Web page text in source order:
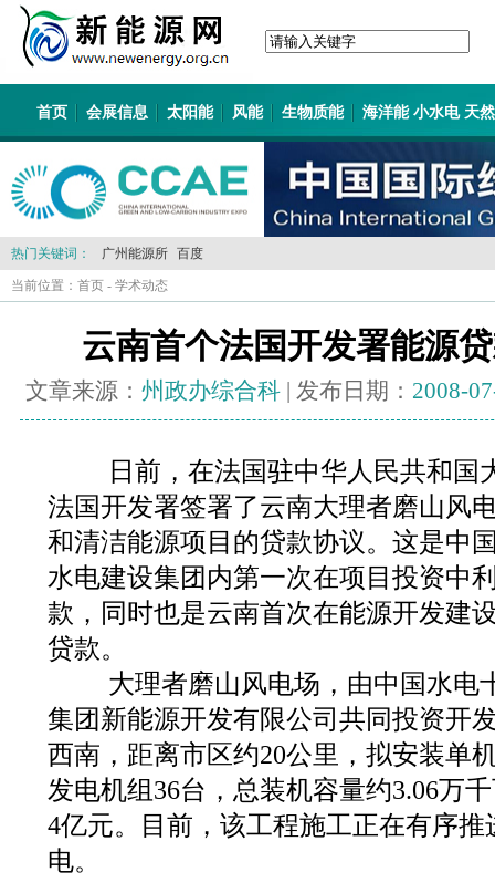
首页 会展信息 太阳能 风能 生物质能 海洋能 小水电 天
热门关键词： 广州能源所 百度
当前位置： 首页 - 学术动态
云南首个法国开发署能源
文章来源： 州政办综合科 | 发布日期： 2008-
日前，在法国驻中华人民共和国
法国开发署签署了云南大理者磨山风
和清洁能源项目的贷款协议。这是中
水电建设集团内第一次在项目投资中
款，同时也是云南首次在能源开发建
贷款。
大理者磨山风电场，由中国水电
集团新能源开发有限公司共同投资开
西南，距离市区约20公里，拟安装单
发电机组36台，总装机容量约3.06万
4亿元。目前，该工程施工正在有序
电。